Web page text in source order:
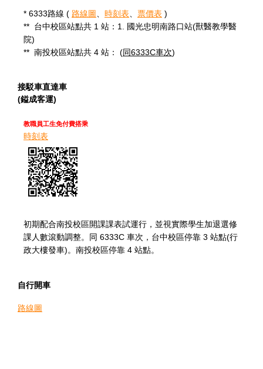
* 6333路線 ( 路線圖 時刻表 票價表 )
** 台中校區站點共 1 站：1. 國光忠明南路口站(獸醫教學醫
院)
** 南投校區站點共 4 站： (同6333C車次)
接駁車直達車
(鎰成客運)
教職員工生免付費搭乘
時刻表
初期配合南投校區開課課表試運行，並視實際學生加退選修
課人數滾動調整。同 6333C 車次，台中校區停靠 3 站點(行
政大樓發車)。南投校區停靠 4 站點。
自行開車
路線圖